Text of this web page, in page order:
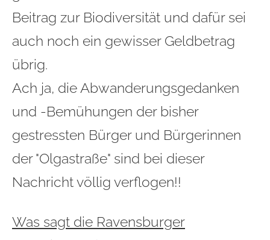
Beitrag zur Biodiversität und dafür sei
auch noch ein gewisser Geldbetrag
übrig.
Ach ja, die Abwanderungsgedanken
und -Bemühungen der bisher
gestressten Bürger und Bürgerinnen
der "Olgastraße" sind bei dieser
Nachricht völlig verflogen!!
Was sagt die Ravensburger